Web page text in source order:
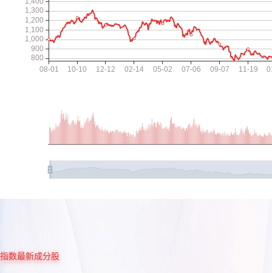
指数最新成分股